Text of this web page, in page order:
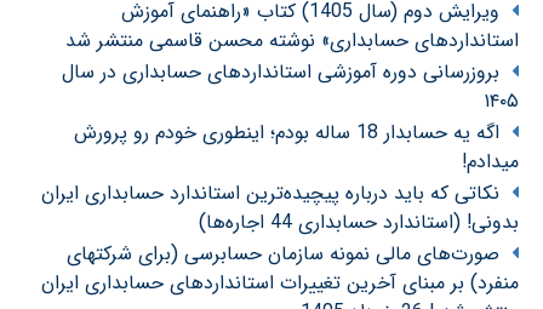
ویرایش دوم (سال 1405) کتاب «راهنمای آموزش
استانداردهای حسابداری» نوشته محسن قاسمی منتشر شد
بروزرسانی دوره آموزشی استانداردهای حسابداری در سال
۱۴۰۵
اگه یه حسابدار 18 ساله بودم؛ اینطوری خودم رو پرورش
میدادم!
نکاتی که باید درباره پیچیده‌ترین استاندارد حسابداری ایران
بدونی! (استاندارد حسابداری 44 اجاره‌ها)
صورت‌های مالی نمونه سازمان حسابرسی (برای شرکتهای
منفرد) بر مبنای آخرین تغییرات استانداردهای حسابداری ایران